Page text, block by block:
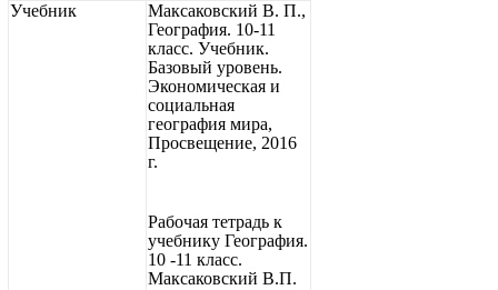
Учебник
Максаковский В. П.,
География. 10-11
класс. Учебник.
Базовый уровень.
Экономическая и
социальная
география мира,
Просвещение, 2016
г.
Рабочая тетрадь к
учебнику География.
10 -11 класс.
Максаковский В.П.